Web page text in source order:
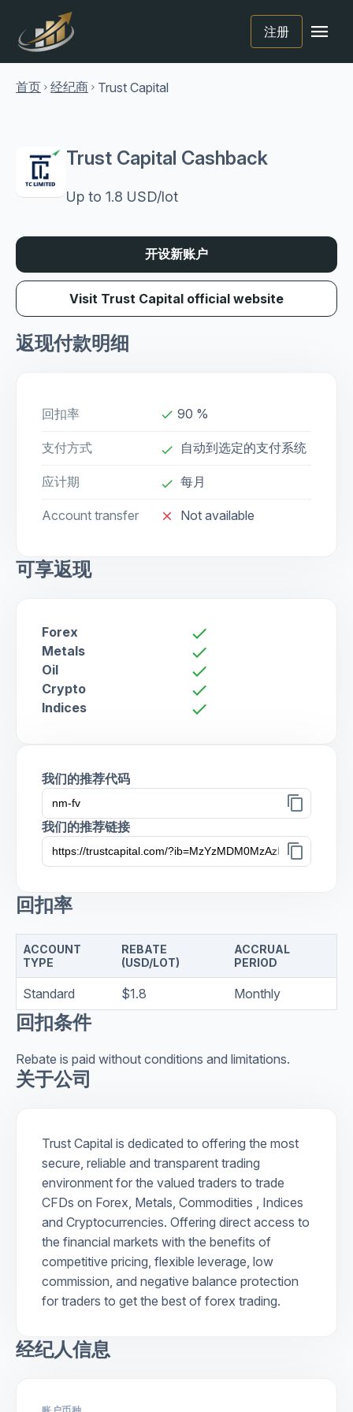
注册 menu
首页 chevron_right 经纪商 chevron_right Trust Capital
Trust Capital Cashback
Up to 1.8 USD/lot
开设新账户
Visit Trust Capital official website
返现付款明细
回扣率 done 90 %
支付方式 done 自动到选定的支付系统
应计期 done 每月
Account transfer close Not available
可享返现
Forex check
Metals check
Oil check
Crypto check
Indices check
我们的推荐代码
content_copy
我们的推荐链接
content_copy
回扣率
ACCOUNT
TYPE
REBATE
(USD/LOT)
ACCRUAL
PERIOD
Standard $1.8 Monthly
回扣条件
Rebate is paid without conditions and limitations.
关于公司
Trust Capital is dedicated to offering the most
secure, reliable and transparent trading
environment for the valued traders to trade
CFDs on Forex, Metals, Commodities , Indices
and Cryptocurrencies. Offering direct access to
the financial markets with the benefits of
competitive pricing, flexible leverage, low
commission, and negative balance protection
for traders to get the best of forex trading.
经纪人信息